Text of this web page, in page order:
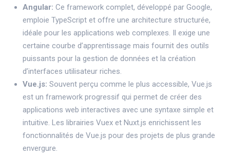
Angular: Ce framework complet, développé par Google,
emploie TypeScript et offre une architecture structurée,
idéale pour les applications web complexes. Il exige une
certaine courbe d’apprentissage mais fournit des outils
puissants pour la gestion de données et la création
d’interfaces utilisateur riches.
Vue.js: Souvent perçu comme le plus accessible, Vue.js
est un framework progressif qui permet de créer des
applications web interactives avec une syntaxe simple et
intuitive. Les librairies Vuex et Nuxt.js enrichissent les
fonctionnalités de Vue.js pour des projets de plus grande
envergure.